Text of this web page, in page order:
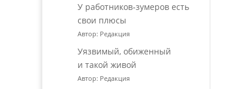
У работников‑зумеров есть
свои плюсы
Автор: Редакция
Уязвимый, обиженный
и такой живой
Автор: Редакция